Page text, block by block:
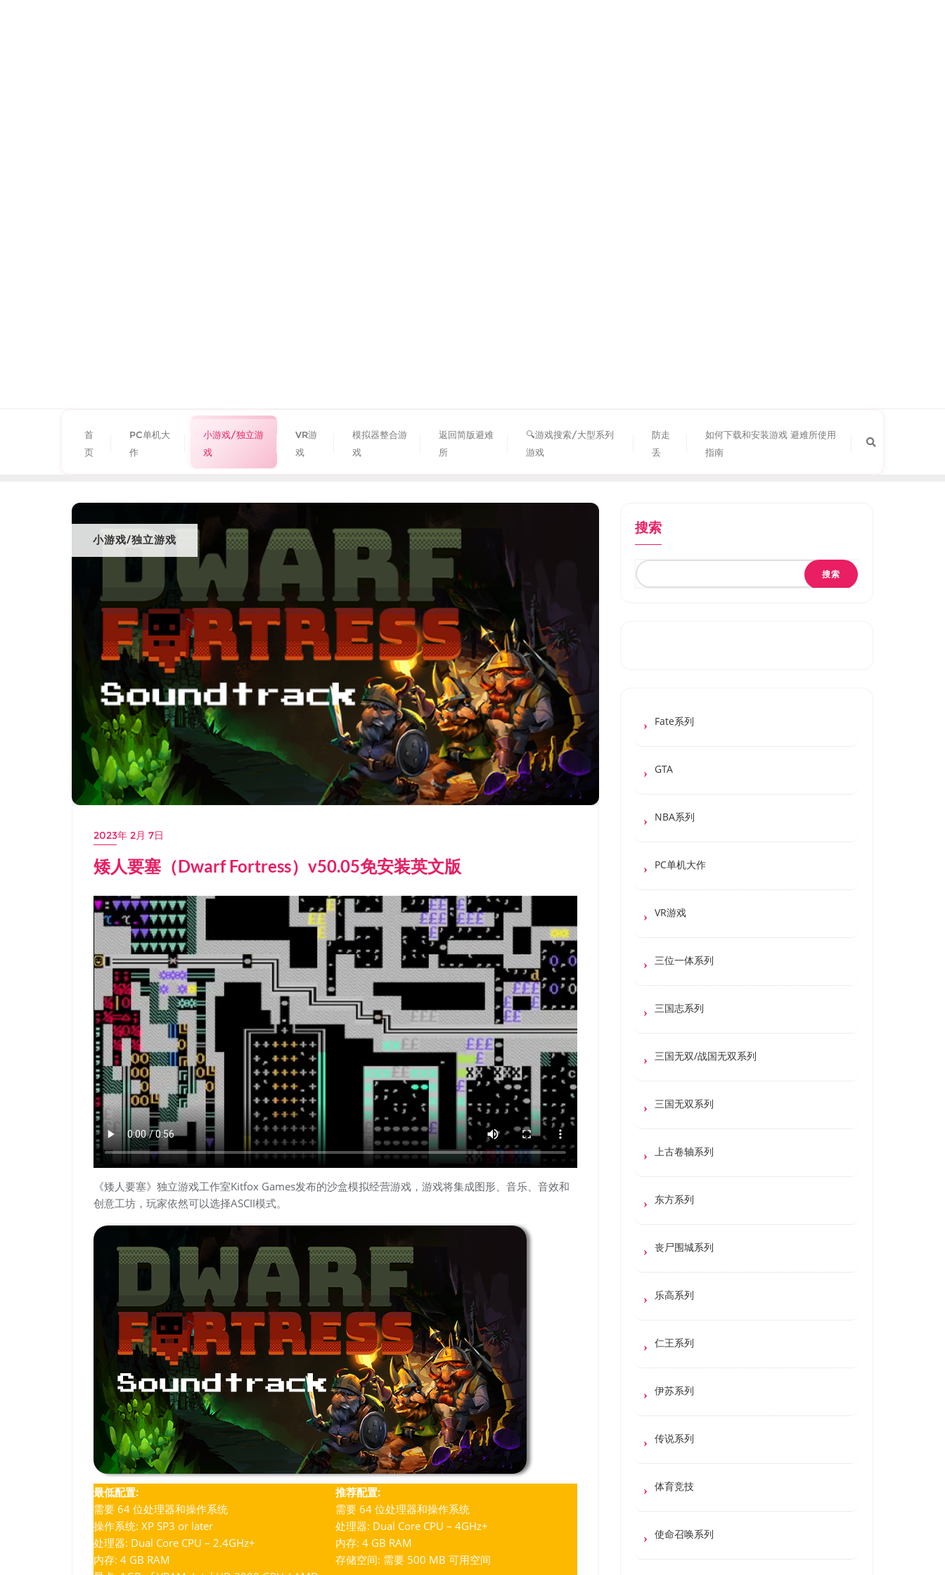
首
页
PC单机大
作
小游戏/独立游
戏
VR游
戏
模拟器整合游
戏
返回简版避难
所
🔍游戏搜索/大型系列
游戏
防走
丢
如何下载和安装游戏 避难所使用
指南
小游戏/独立游戏
2023年 2月 7日
矮人要塞（Dwarf Fortress）v50.05免安装英文版
《矮人要塞》独立游戏工作室Kitfox Games发布的沙盒模拟经营游戏，游戏将集成图形、音乐、音效和
创意工坊，玩家依然可以选择ASCII模式。
最低配置:
需要 64 位处理器和操作系统
操作系统: XP SP3 or later
处理器: Dual Core CPU – 2.4GHz+
内存: 4 GB RAM
推荐配置:
需要 64 位处理器和操作系统
处理器: Dual Core CPU – 4GHz+
内存: 4 GB RAM
存储空间: 需要 500 MB 可用空间
搜索
搜索
Fate系列
GTA
NBA系列
PC单机大作
VR游戏
三位一体系列
三国志系列
三国无双/战国无双系列
三国无双系列
上古卷轴系列
东方系列
丧尸围城系列
乐高系列
仁王系列
伊苏系列
传说系列
体育竞技
使命召唤系列